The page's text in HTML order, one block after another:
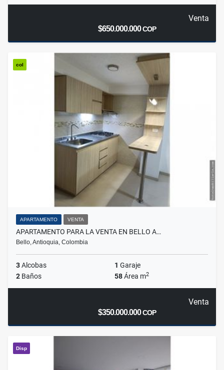
Venta
$650.000.000COP
col
APARTAMENTO VENTA
APARTAMENTO PARA LA VENTA EN BELLO A…
Bello, Antioquia, Colombia
3Alcobas 1 Garaje
2 Baños 58Área m2
Venta
$350.000.000COP
Disp